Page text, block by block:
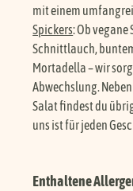
mit einem
Spickers: Ob
Schnittlauch,
Mortadella – wir
Abwechslung.
Salat findest du
uns ist für jeden
Enthaltene